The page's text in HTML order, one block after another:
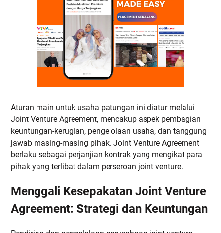
Aturan main untuk usaha patungan ini diatur melalui
Joint Venture Agreement, mencakup aspek pembagian
keuntungan-kerugian, pengelolaan usaha, dan tanggung
jawab masing-masing pihak. Joint Venture Agreement
berlaku sebagai perjanjian kontrak yang mengikat para
pihak yang terlibat dalam perseroan joint venture.
Menggali Kesepakatan Joint Venture
Agreement: Strategi dan Keuntungan